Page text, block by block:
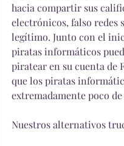
hacia compartir sus
electrónicos, falso redes
legítimo. Junto con el
piratas informáticos
piratear en su cuenta de
que los piratas
extremadamente poco
Nuestros alternativos